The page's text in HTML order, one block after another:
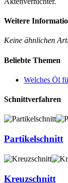
Weitere
Keine ähnlichen
Beliebte Themen
Welches Öl
Schnittverfahren
Partikelschnitt
Kreuzschnitt